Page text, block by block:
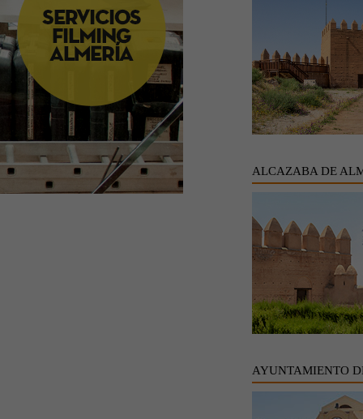
ALCAZABA DE
AYUNTAMIENTO